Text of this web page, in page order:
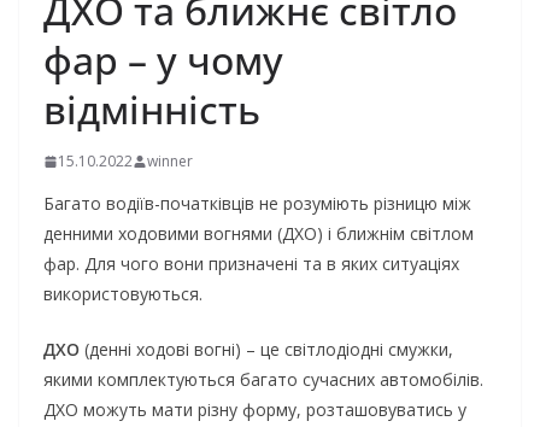
ДХО та ближнє світло
фар – у чому
відмінність
15.10.2022 winner
Багато водіїв-початківців не розуміють різницю між
денними ходовими вогнями (ДХО) і ближнім світлом
фар. Для чого вони призначені та в яких ситуаціях
використовуються.
ДХО (денні ходові вогні) – це світлодіодні смужки,
якими комплектуються багато сучасних автомобілів.
ДХО можуть мати різну форму, розташовуватись у